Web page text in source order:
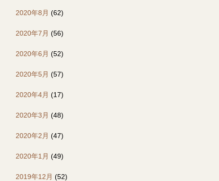
2020年8月 (62)
2020年7月 (56)
2020年6月 (52)
2020年5月 (57)
2020年4月 (17)
2020年3月 (48)
2020年2月 (47)
2020年1月 (49)
2019年12月 (52)